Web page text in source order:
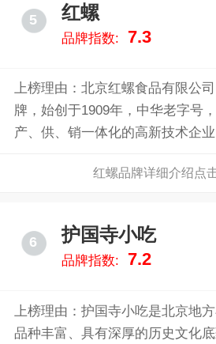
5 红螺
品牌指数: 7.3
上榜理由：北京红螺食品有限公
牌，始创于1909年，中华老字号
产、供、销一体化的高新技术企
红螺品牌详细介绍点
6 护国寺小吃
品牌指数: 7.2
上榜理由：护国寺小吃是北京地
品种丰富、具有深厚的历史文化